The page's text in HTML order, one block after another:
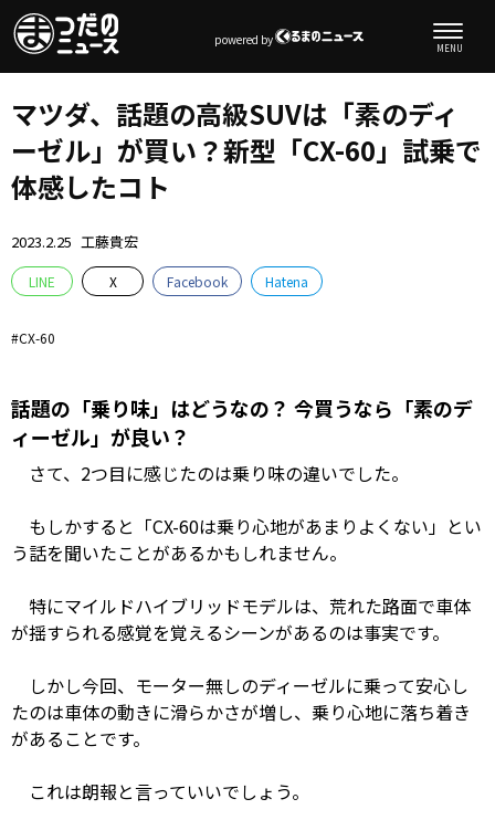
powered by
マツダ、話題の高級SUVは「素のディ
ーゼル」が買い？新型「CX-60」試乗で
体感したコト
2023.2.25 工藤貴宏
LINE X Facebook Hatena
CX-60
話題の「乗り味」はどうなの？ 今買うなら「素のデ
ィーゼル」が良い？
さて、2つ目に感じたのは乗り味の違いでした。
もしかすると「CX-60は乗り心地があまりよくない」とい
う話を聞いたことがあるかもしれません。
特にマイルドハイブリッドモデルは、荒れた路面で車体
が揺すられる感覚を覚えるシーンがあるのは事実です。
しかし今回、モーター無しのディーゼルに乗って安心し
たのは車体の動きに滑らかさが増し、乗り心地に落ち着き
があることです。
これは朗報と言っていいでしょう。